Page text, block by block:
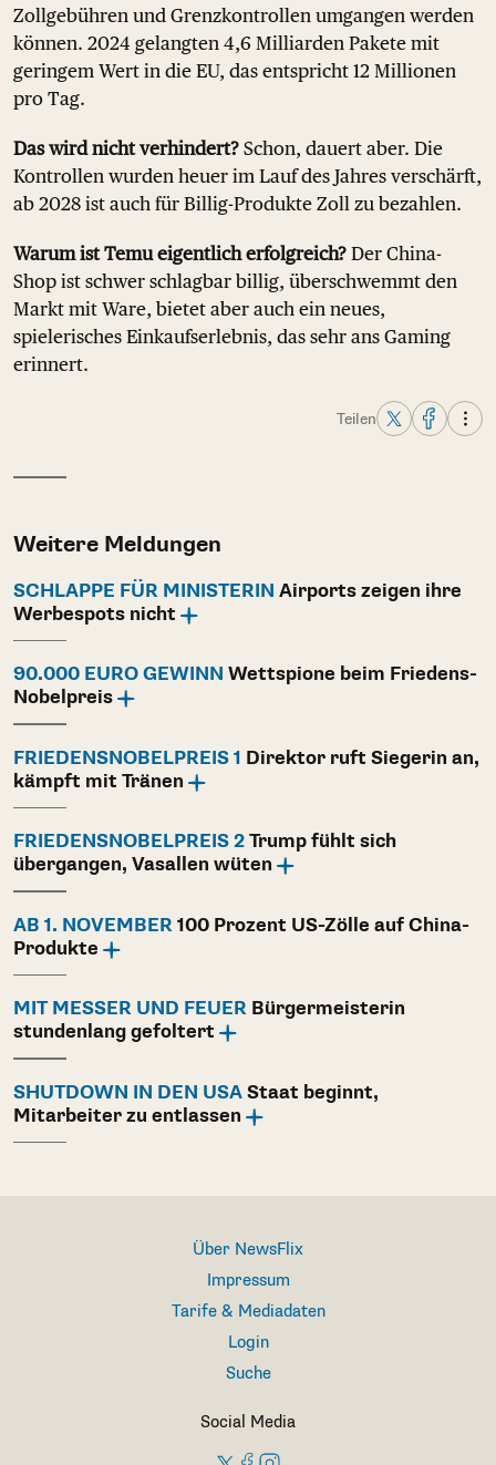
Zollgebühren und Grenzkontrollen umgangen werden
können. 2024 gelangten 4,6 Milliarden Pakete mit
geringem Wert in die EU, das entspricht 12 Millionen
pro Tag.
Das wird nicht verhindert? Schon, dauert aber. Die
Kontrollen wurden heuer im Lauf des Jahres verschärft,
ab 2028 ist auch für Billig-Produkte Zoll zu bezahlen.
Warum ist Temu eigentlich erfolgreich? Der China-
Shop ist schwer schlagbar billig, überschwemmt den
Markt mit Ware, bietet aber auch ein neues,
spielerisches Einkaufserlebnis, das sehr ans Gaming
erinnert.
Teilen
Weitere Meldungen
SCHLAPPE FÜR MINISTERIN Airports zeigen ihre
Werbespots nicht
90.000 EURO GEWINN Wettspione beim Friedens-
Nobelpreis
FRIEDENSNOBELPREIS 1 Direktor ruft Siegerin an,
kämpft mit Tränen
FRIEDENSNOBELPREIS 2 Trump fühlt sich
übergangen, Vasallen wüten
AB 1. NOVEMBER 100 Prozent US-Zölle auf China-
Produkte
MIT MESSER UND FEUER Bürgermeisterin
stundenlang gefoltert
SHUTDOWN IN DEN USA Staat beginnt,
Mitarbeiter zu entlassen
Über NewsFlix
Impressum
Tarife & Mediadaten
Login
Suche
Social Media